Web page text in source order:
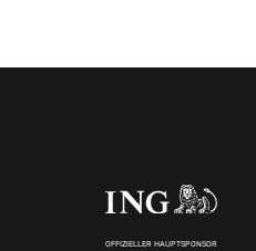
OFFIZIELLER HAUPTSPONSOR